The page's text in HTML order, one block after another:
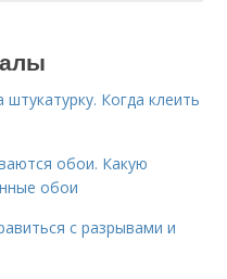
Когда клеить
обои. Какую
обои
с разрывами и